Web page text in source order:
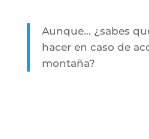
Aunque… ¿sabes
hacer en caso de
montaña?